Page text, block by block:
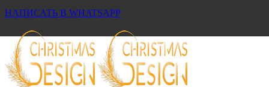
НАПИСАТЬ В WHATSAPP